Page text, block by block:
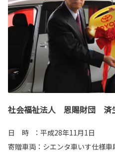
社会福祉法人 恩賜財団 済
日 時 ：平成28年11月1日
寄贈車両：シエンタ車いす仕様車